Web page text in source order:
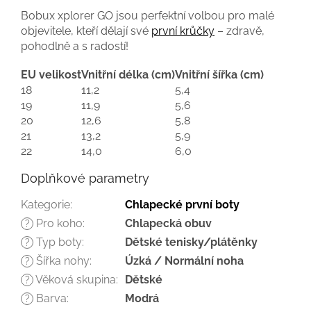
Bobux xplorer GO jsou perfektní volbou pro malé
objevitele, kteří dělají své první krůčky – zdravě,
pohodlně a s radostí!
EU velikostVnitřní délka (cm)Vnitřní šířka (cm)
18
11,2
5,4
19
11,9
5,6
20
12,6
5,8
21
13,2
5,9
22
14,0 6,0
Doplňkové parametry
Kategorie: Chlapecké první boty
? Pro koho: Chlapecká obuv
? Typ boty: Dětské tenisky/plátěnky
? Šířka nohy: Úzká / Normální noha
? Věková skupina: Dětské
? Barva: Modrá